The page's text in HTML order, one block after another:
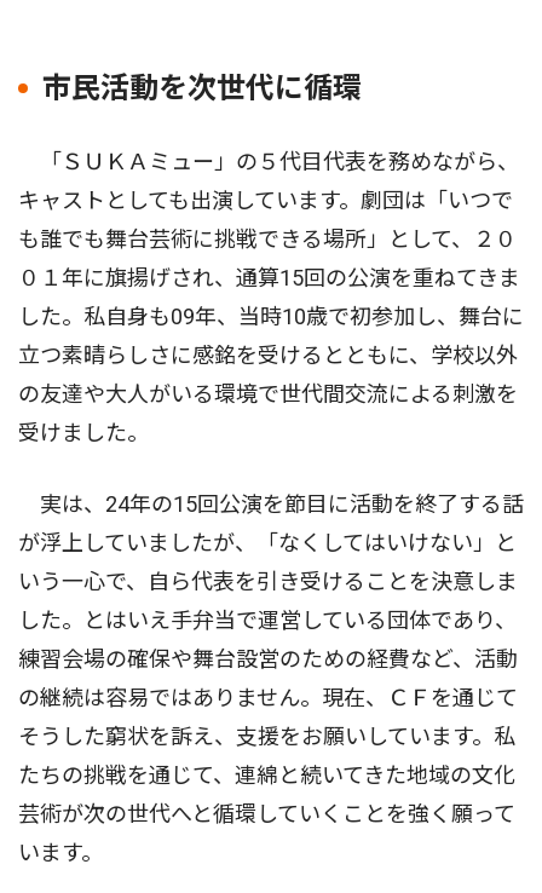
市民活動を次世代に循環
「ＳＵＫＡミュー」の５代目代表を務めながら、
キャストとしても出演しています。劇団は「いつで
も誰でも舞台芸術に挑戦できる場所」として、２０
０１年に旗揚げされ、通算15回の公演を重ねてきま
した。私自身も09年、当時10歳で初参加し、舞台に
立つ素晴らしさに感銘を受けるとともに、学校以外
の友達や大人がいる環境で世代間交流による刺激を
受けました。
実は、24年の15回公演を節目に活動を終了する話
が浮上していましたが、「なくしてはいけない」と
いう一心で、自ら代表を引き受けることを決意しま
した。とはいえ手弁当で運営している団体であり、
練習会場の確保や舞台設営のための経費など、活動
の継続は容易ではありません。現在、ＣＦを通じて
そうした窮状を訴え、支援をお願いしています。私
たちの挑戦を通じて、連綿と続いてきた地域の文化
芸術が次の世代へと循環していくことを強く願って
います。